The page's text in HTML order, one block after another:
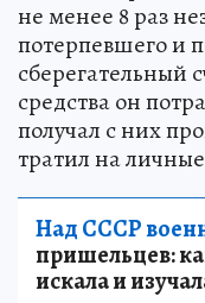
не менее 8 раз
потерпевшего и
средства он
получал с них
тратил на
Над СССР
пришельцев:
искала и